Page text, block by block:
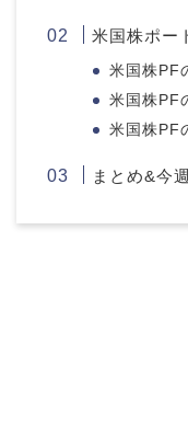
米国株ポー
米国株PF
米国株PF
米国株PF
まとめ&今